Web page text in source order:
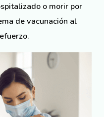
o morir por
de vacunación al